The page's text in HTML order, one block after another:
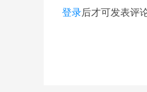
登录后才可发表评